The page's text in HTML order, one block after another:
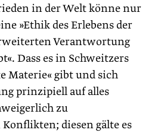
in der Welt könne nur
»Ethik des Erlebens der
Verantwortung
Dass es in Schweitzers
Materie« gibt und sich
prinzipiell auf alles
zu
diesen gälte es